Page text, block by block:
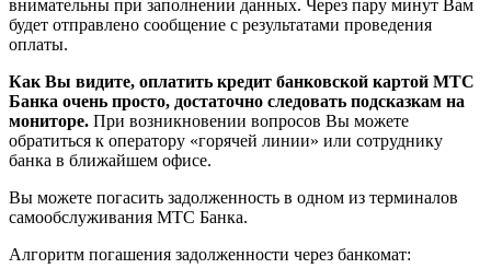
внимательны при заполнении данных. Через пару минут Вам
будет отправлено сообщение с результатами проведения
оплаты.
Как Вы видите, оплатить кредит банковской картой МТС
Банка очень просто, достаточно следовать подсказкам на
мониторе. При возникновении вопросов Вы можете
обратиться к оператору «горячей линии» или сотруднику
банка в ближайшем офисе.
Вы можете погасить задолженность в одном из терминалов
самообслуживания МТС Банка.
Алгоритм погашения задолженности через банкомат: